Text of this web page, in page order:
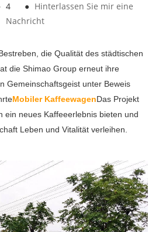
4 ● Hinterlassen Sie mir eine
Nachricht
die Qualität des städtischen
die Shimao Group erneut ihre
Gemeinschaftsgeist unter Beweis
Mobiler KaffeewagenDas Projekt
ein neues Kaffeeerlebnis bieten und
Leben und Vitalität verleihen.